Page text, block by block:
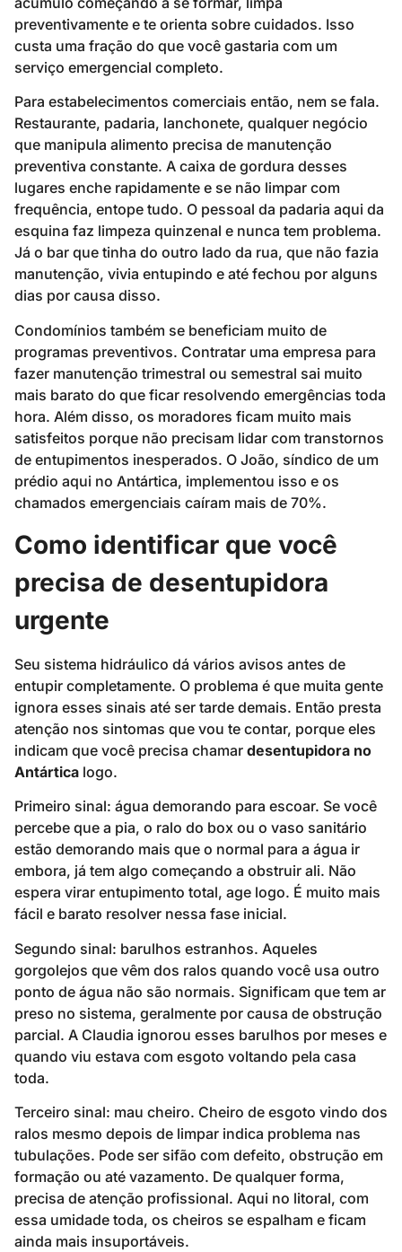
preventivamente e te orienta sobre cuidados. Isso
custa uma fração do que você gastaria com um
serviço emergencial completo.
Para estabelecimentos comerciais então, nem se fala.
Restaurante, padaria, lanchonete, qualquer negócio
que manipula alimento precisa de manutenção
preventiva constante. A caixa de gordura desses
lugares enche rapidamente e se não limpar com
frequência, entope tudo. O pessoal da padaria aqui da
esquina faz limpeza quinzenal e nunca tem problema.
Já o bar que tinha do outro lado da rua, que não fazia
manutenção, vivia entupindo e até fechou por alguns
dias por causa disso.
Condomínios também se beneficiam muito de
programas preventivos. Contratar uma empresa para
fazer manutenção trimestral ou semestral sai muito
mais barato do que ficar resolvendo emergências toda
hora. Além disso, os moradores ficam muito mais
satisfeitos porque não precisam lidar com transtornos
de entupimentos inesperados. O João, síndico de um
prédio aqui no Antártica, implementou isso e os
chamados emergenciais caíram mais de 70%.
Como identificar que você
precisa de desentupidora
urgente
Seu sistema hidráulico dá vários avisos antes de
entupir completamente. O problema é que muita gente
ignora esses sinais até ser tarde demais. Então presta
atenção nos sintomas que vou te contar, porque eles
indicam que você precisa chamar desentupidora no
Antártica logo.
Primeiro sinal: água demorando para escoar. Se você
percebe que a pia, o ralo do box ou o vaso sanitário
estão demorando mais que o normal para a água ir
embora, já tem algo começando a obstruir ali. Não
espera virar entupimento total, age logo. É muito mais
fácil e barato resolver nessa fase inicial.
Segundo sinal: barulhos estranhos. Aqueles
gorgolejos que vêm dos ralos quando você usa outro
ponto de água não são normais. Significam que tem ar
preso no sistema, geralmente por causa de obstrução
parcial. A Claudia ignorou esses barulhos por meses e
quando viu estava com esgoto voltando pela casa
toda.
Terceiro sinal: mau cheiro. Cheiro de esgoto vindo dos
ralos mesmo depois de limpar indica problema nas
tubulações. Pode ser sifão com defeito, obstrução em
formação ou até vazamento. De qualquer forma,
precisa de atenção profissional. Aqui no litoral, com
essa umidade toda, os cheiros se espalham e ficam
ainda mais insuportáveis.